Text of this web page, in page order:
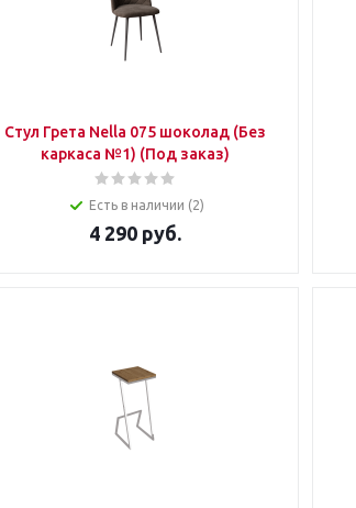
Стул Грета Nella 075 шоколад (Без
каркаса №1) (Под заказ)
Есть в наличии (2)
4 290 руб.